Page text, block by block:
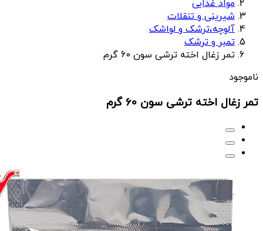
مواد غذایی
شیرینی و تنقلات
آلوچه،ترشک و لواشک
تمبر و ترشک
تمر زغال اخته ترشی سون 60 گرم
ناموجود
تمر زغال اخته ترشی سون 60 گرم